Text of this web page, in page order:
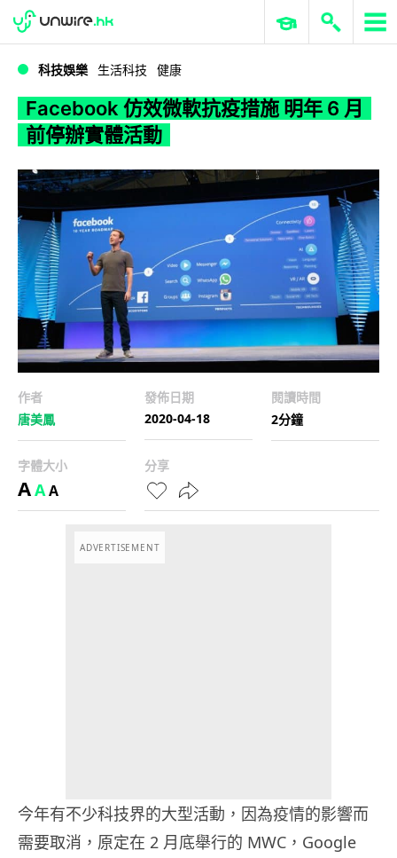
WWDC 2026 ERP 與商業 AI
科技娛樂 生活科技 健康
Facebook 仿效微軟抗疫措施 明年 6 月
前停辦實體活動
作者
唐美鳳
發佈日期
2020-04-18
閱讀時間
2分鐘
字體大小
AAA
分享
ADVERTISEMENT
今年有不少科技界的大型活動，因為疫情的影響而
需要取消，原定在 2 月底舉行的 MWC，Google